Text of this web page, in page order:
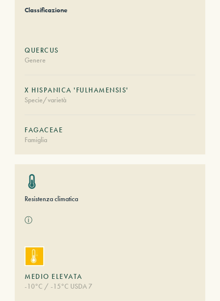
Classificazione
QUERCUS
Genere
X HISPANICA 'FULHAMENSIS'
Specie/varietà
FAGACEAE
Famiglia
Resistenza climatica
ⓘ
MEDIO ELEVATA
-10°C / -15°C USDA 7